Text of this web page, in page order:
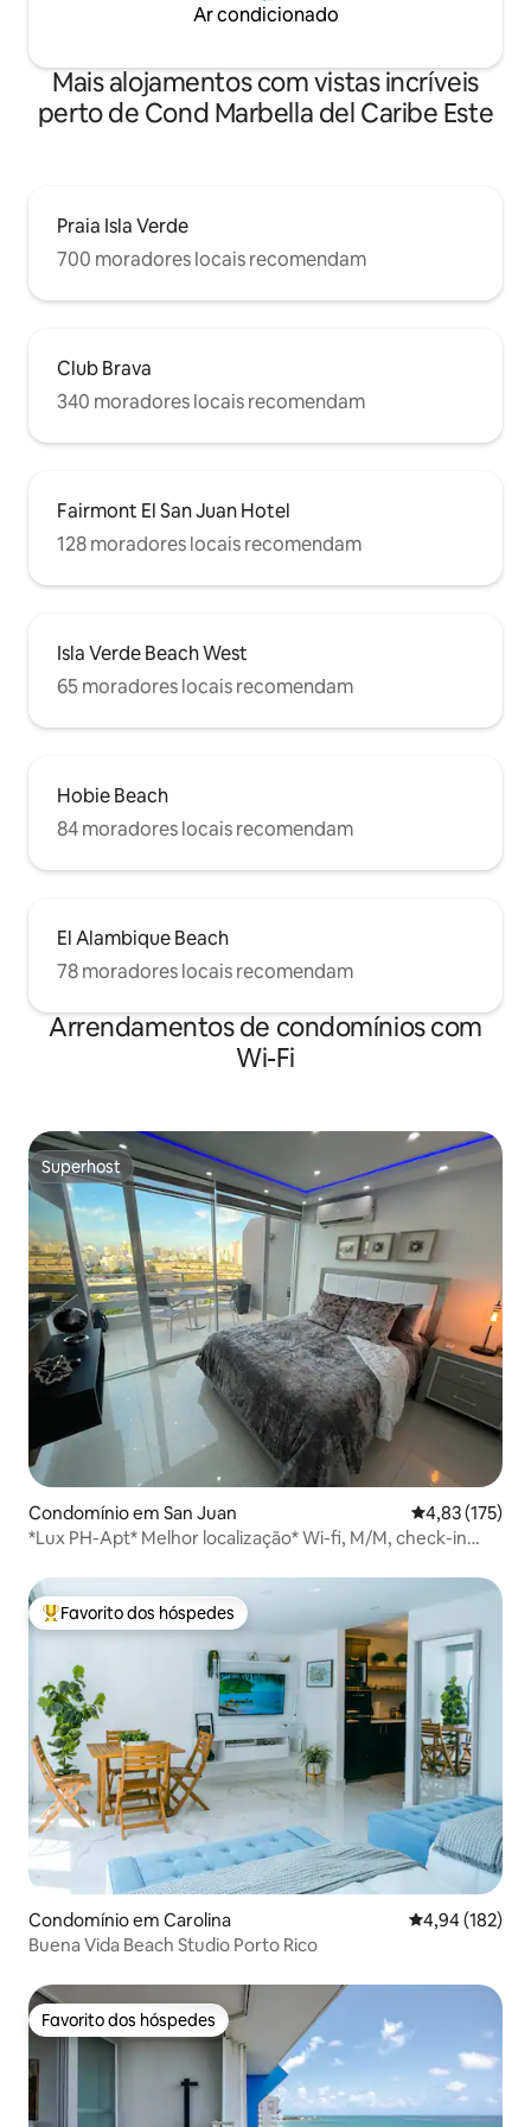
Ar condicionado
Mais alojamentos com vistas incríveis
perto de Cond Marbella del Caribe Este
Praia Isla Verde
700 moradores locais recomendam
Club Brava
340 moradores locais recomendam
Fairmont El San Juan Hotel
128 moradores locais recomendam
Isla Verde Beach West
65 moradores locais recomendam
Hobie Beach
84 moradores locais recomendam
El Alambique Beach
78 moradores locais recomendam
Arrendamentos de condomínios com
Wi-Fi
Superhost
Superhost
Condomínio em San Juan Classificação
4,83 (175)
*Lux PH-Apt* Melhor localização* Wi-fi, M/M, check-in
Favoritos dos hóspedes mais apreciados
Favorito dos hóspedes
Condomínio em Carolina Classificação
4,94 (182)
Buena Vida Beach Studio Porto Rico
Favorito dos hóspedes
Favorito dos hóspedes